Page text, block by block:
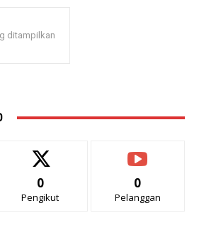
ditampilkan
0
Pengikut
0
Pelanggan